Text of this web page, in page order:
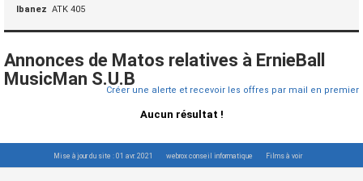
Ibanez ATK 405
Annonces de Matos relatives à ErnieBall
MusicMan S.U.B
Créer une alerte et recevoir les offres par mail en premier
Aucun résultat !
Mise à jour du site : 01 avr. 2021 webrox conseil informatique Films à voir